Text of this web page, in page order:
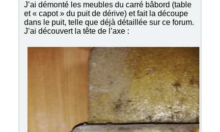
J’ai démonté les meubles du carré bâbord (table
et « capot » du puit de dérive) et fait la découpe
dans le puit, telle que déjà détaillée sur ce forum.
J’ai découvert la tête de l’axe :